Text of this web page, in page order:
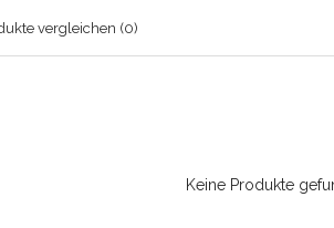
vergleichen (0)
Keine Produkte